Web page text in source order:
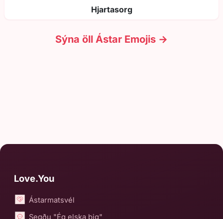
Hjartasorg
Sýna öll Ástar Emojis →
Love.You
Ástarmatsvél
Segðu "Ég elska þig"